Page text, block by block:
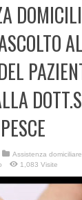
Assistenza domiciliare
1,083 Visite